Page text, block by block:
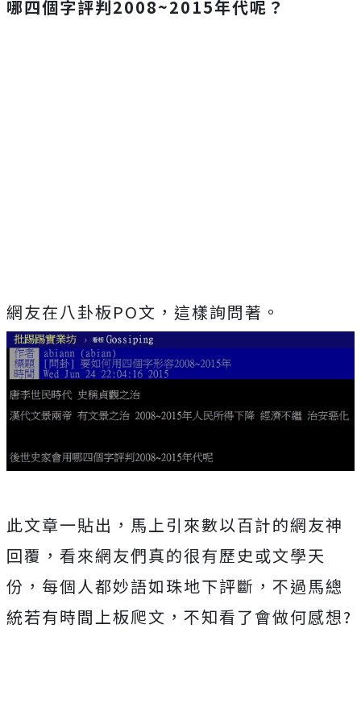
哪四個字評判2008~2015年代呢？
網友在八卦板PO文，這樣詢問著。
此文章一貼出，馬上引來數以百計的網友神
回覆，看來網友們真的很有歷史或文學天
份，每個人都妙語如珠地下評斷，不過馬總
統若有時間上板爬文，不知看了會做何感想?